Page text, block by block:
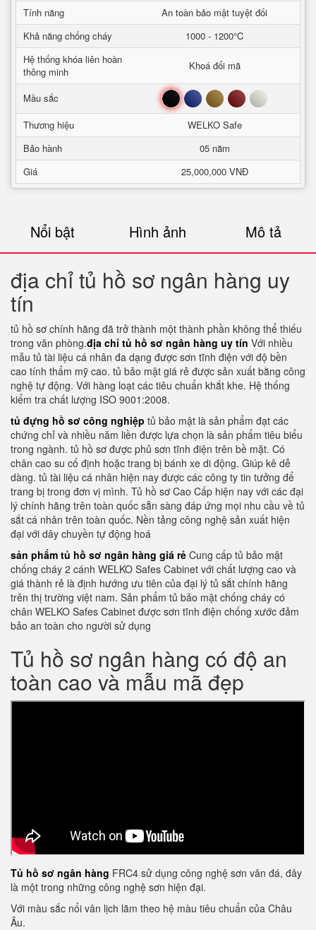
Tính năng
An toàn bảo mật tuyệt đối
Khả năng chống cháy
1000 - 1200°C
Hệ thống khóa liên hoàn
thông minh
Khoá đổi mã
Mầu sắc Đen Xanh Nâu Đỏ Trắng
Thương hiệu
WELKO Safe
Bảo hành
05 năm
Giá
25,000,000 VNĐ
Nổi bật Hình ảnh Mô tả
địa chỉ tủ hồ sơ ngân hàng uy
tín
tủ hồ sơ chính hãng đã trở thành một thành phần không thể thiếu
trong văn phòng.địa chỉ tủ hồ sơ ngân hàng uy tín Với nhiều
mẫu tủ tài liệu cá nhân đa dạng được sơn tĩnh điện với độ bền
cao tính thẩm mỹ cao. tủ bảo mật giá rẻ được sản xuất bằng công
nghệ tự động. Với hàng loạt các tiêu chuẩn khắt khe. Hệ thống
kiểm tra chất lượng ISO 9001:2008.
tủ đựng hồ sơ công nghiệp tủ bảo mật là sản phẩm đạt các
chứng chỉ và nhiều năm liền được lựa chọn là sản phẩm tiêu biểu
trong ngành. tủ hồ sơ được phủ sơn tĩnh điện trên bề mặt. Có
chân cao su cố định hoặc trang bị bánh xe di động. Giúp kê dễ
dàng. tủ tài liệu cá nhân hiện nay được các công ty tin tưởng để
trang bị trong đơn vị mình. Tủ hồ sơ Cao Cấp hiện nay với các đại
lý chính hãng trên toàn quốc sẵn sàng đáp ứng mọi nhu cầu về tủ
sắt cá nhân trên toàn quốc. Nền tảng công nghệ sản xuất hiện
đại với dây chuyền tự động hoá
sản phẩm tủ hồ sơ ngân hàng giá rẻ Cung cấp tủ bảo mật
chống cháy 2 cánh WELKO Safes Cabinet với chất lượng cao và
giá thành rẻ là định hướng ưu tiên của đại lý tủ sắt chính hãng
trên thị trường việt nam. Sản phẩm tủ bảo mật chống cháy có
chân WELKO Safes Cabinet được sơn tĩnh điện chống xước đảm
bảo an toàn cho người sử dụng
Tủ hồ sơ ngân hàng có độ an
toàn cao và mẫu mã đẹp
Tủ hồ sơ ngân hàng FRC4 sử dụng công nghệ sơn vân đá, đây
là một trong những công nghệ sơn hiện đại.
Với màu sắc nổi vân lịch lãm theo hệ màu tiêu chuẩn của Châu
Âu.